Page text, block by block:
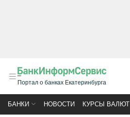
Портал о банках Екатеринбурга
БАНКИ НОВОСТИ КУРСЫ ВАЛЮТ